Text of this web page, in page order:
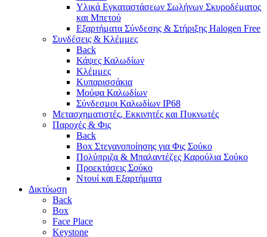
Υλικά Εγκαταστάσεων Σωλήνων Σκυροδέματος
και Μπετού
Εξαρτήματα Σύνδεσης & Στήριξης Halogen Free
Συνδέσεις & Κλέμμες
Back
Κάψες Καλωδίων
Κλέμμες
Κυπαρισσάκια
Μούφα Καλωδίων
Σύνδεσμοι Καλωδίων IP68
Μετασχηματιστές, Εκκινητές και Πυκνωτές
Παροχές & Φις
Back
Box Στεγανοποίησης για Φις Σούκο
Πολύπριζα & Μπαλαντέζες Καρούλια Σούκο
Προεκτάσεις Σούκο
Ντουί και Εξαρτήματα
Δικτύωση
Back
Box
Face Place
Keystone